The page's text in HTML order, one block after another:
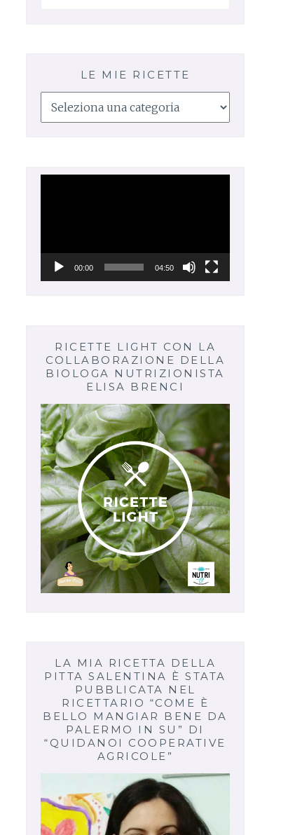
LE MIE RICETTE
mie
00:00 04:50
RICETTE LIGHT CON LA
COLLABORAZIONE DELLA
BIOLOGA NUTRIZIONISTA
ELISA BRENCI
LA MIA RICETTA DELLA
PITTA SALENTINA È STATA
PUBBLICATA NEL
RICETTARIO “COME È
BELLO MANGIAR BENE DA
PALERMO IN SU” DI
“QUIDANOI COOPERATIVE
AGRICOLE”